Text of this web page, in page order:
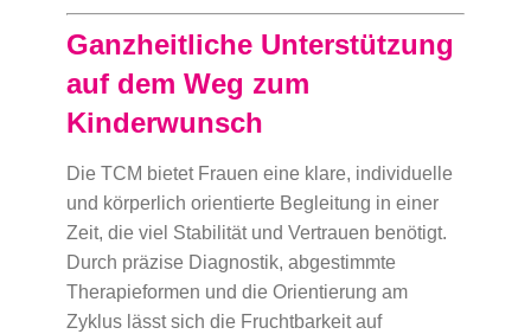
Ganzheitliche Unterstützung
auf dem Weg zum
Kinderwunsch
Die TCM bietet Frauen eine klare, individuelle
und körperlich orientierte Begleitung in einer
Zeit, die viel Stabilität und Vertrauen benötigt.
Durch präzise Diagnostik, abgestimmte
Therapieformen und die Orientierung am
Zyklus lässt sich die Fruchtbarkeit auf